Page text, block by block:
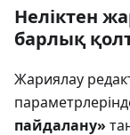
Неліктен
барлық
Жариялау
пайдалану»